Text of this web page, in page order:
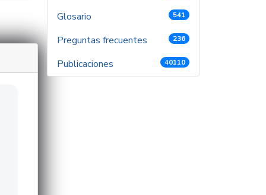
Glosario 541
Preguntas frecuentes 236
Publicaciones 40110